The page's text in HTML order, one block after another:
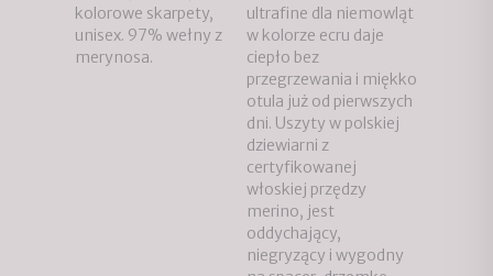
kolorowe skarpety,
unisex. 97% wełny z
merynosa.
ultrafine dla niemowląt
w kolorze ecru daje
ciepło bez
przegrzewania i miękko
otula już od pierwszych
dni. Uszyty w polskiej
dziewiarni z
certyfikowanej
włoskiej przędzy
merino, jest
oddychający,
niegryzący i wygodny